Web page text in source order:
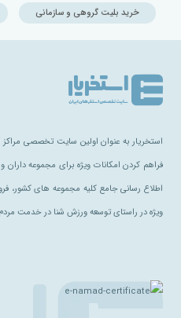
خرید بلیت گروهی و سازمانی
استخریار به عنوان اولین سایت تخصصی
فراهم کردن امکانات ویژه برای مجموعه
اطلاع رسانی جامع کلیه مجموعه های کشور،
ویژه در راستای توسعه ورزش شنا در خدمت